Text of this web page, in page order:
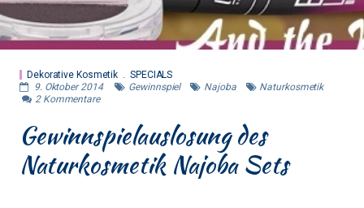
Dekorative Kosmetik
SPECIALS
9. Oktober 2014
Gewinnspiel Najoba
Naturkosmetik
2 Kommentare
Gewinnspielauslosung des
Naturkosmetik Najoba Sets